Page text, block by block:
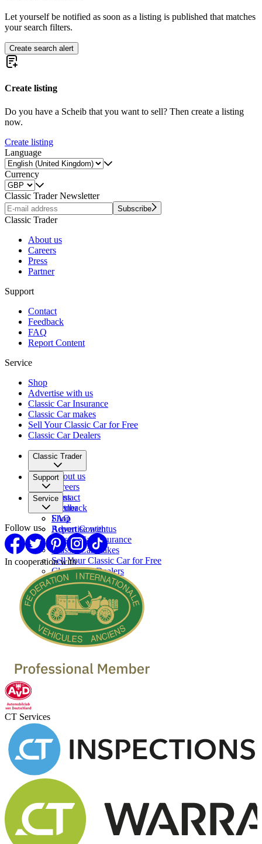
Let yourself be notified as soon as a listing is published that matches
your search filters.
Create search alert
Create listing
Do you have a Scheib that you want to sell? Then create a listing
now.
Create listing
Language
Currency
Classic Trader Newsletter
Subscribe
Classic Trader
About us
Careers
Press
Partner
Support
Contact
Feedback
FAQ
Report Content
Service
Shop
Advertise with us
Classic Car Insurance
Classic Car makes
Sell Your Classic Car for Free
Classic Car Dealers
Classic Trader
About us
Careers
Press
Partner
Support
Contact
Feedback
FAQ
Report Content
Service
Shop
Advertise with us
Classic Car Insurance
Classic Car makes
Sell Your Classic Car for Free
Classic Car Dealers
Follow us
In cooperation with
CT Services